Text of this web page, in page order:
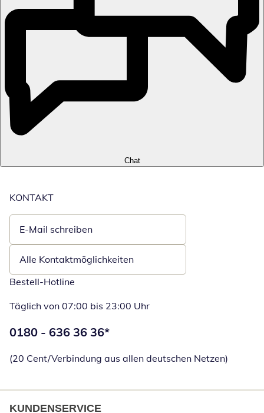
Chat
KONTAKT
E-Mail schreiben
Öffnet E-Mail-Client
Alle Kontaktmöglichkeiten
Bestell-Hotline
Täglich von 07:00 bis 23:00 Uhr
Telefonnummer:
0180 - 636 36 36*
(20 Cent/Verbindung aus allen deutschen Netzen)
KUNDENSERVICE